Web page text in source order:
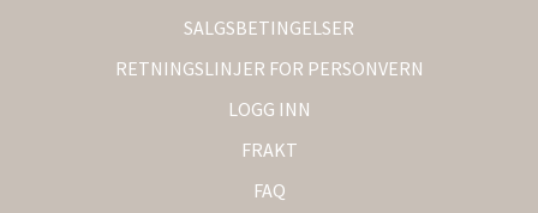
SALGSBETINGELSER
RETNINGSLINJER FOR PERSONVERN
LOGG INN
FRAKT
FAQ